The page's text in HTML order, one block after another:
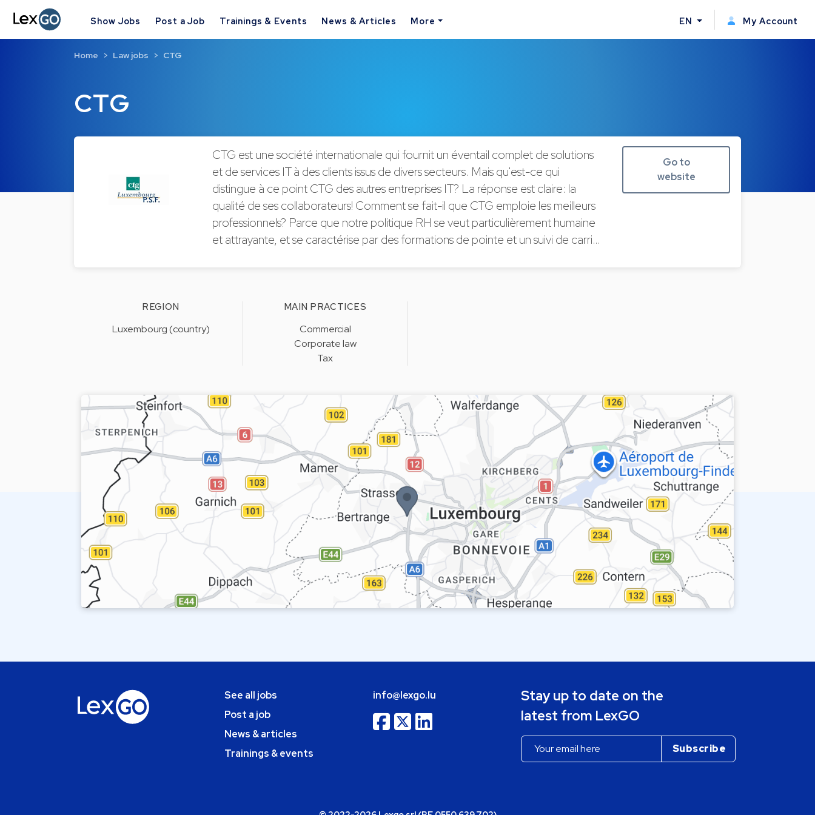
Show Jobs Post a Job Trainings & Events News & Articles More EN My Account
CTG
Home Law jobs CTG
CTG est une société internationale qui fournit un éventail complet de solutions
et de services IT à des clients issus de divers secteurs. Mais qu'est-ce qui
distingue à ce point CTG des autres entreprises IT? La réponse est claire: la
qualité de ses collaborateurs! Comment se fait-il que CTG emploie les meilleurs
professionnels? Parce que notre politique RH se veut particulièrement humaine
et attrayante, et se caractérise par des formations de pointe et un suivi de carri…
Go to
website
REGION
Luxembourg (country)
MAIN PRACTICES
Commercial
Corporate law
Tax
See all jobs
Post a job
News & articles
Trainings & events
info@lexgo.lu
Stay up to date on the
latest from LexGO